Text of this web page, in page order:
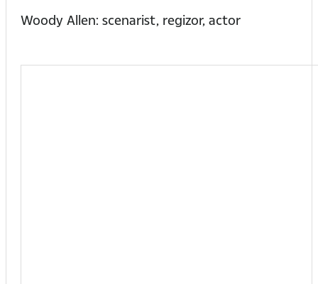
Woody Allen: scenarist, regizor, actor